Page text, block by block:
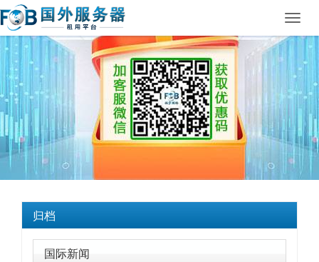
归档
国际新闻